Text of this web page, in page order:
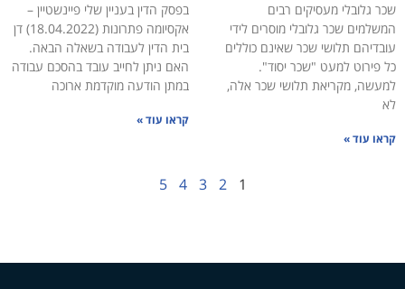
גלובלי מעסיקים רבים
שכר גלובלי מוסרים לידי
תלושי שכר שאינם כוללים
פירוט למעט "שכר יסוד".
מקריאת תלושי שכר אלה,
עוד »
בפסק הדין בעניין שלי פיינשטיין –
אקסיומה פתרונות (18.04.2022) דן
בית הדין לעבודה בשאלה הבאה.
האם ניתן לחייב עובד בהסכם עבודה
במתן הודעה מוקדמת ארוכה
קראו עוד »
2
3
4
5